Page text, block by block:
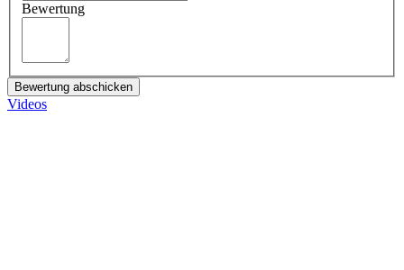
Bewertung
Bewertung abschicken
Videos